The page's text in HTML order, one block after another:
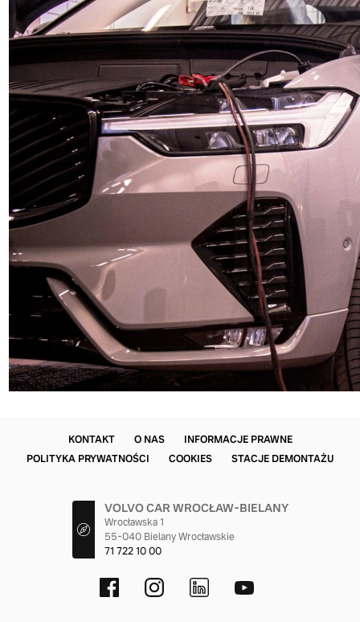
KONTAKT O NAS
INFORMACJE PRAWNE
POLITYKA PRYWATNOŚCI
COOKIES STACJE DEMONTAŻU
VOLVO CAR WROCŁAW-BIELANY
Wrocławska 1
55-040 Bielany Wrocławskie
71 722 10 00